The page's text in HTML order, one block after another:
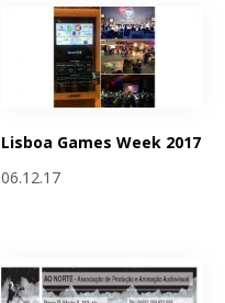
Lisboa Games Week 2017
06.12.17